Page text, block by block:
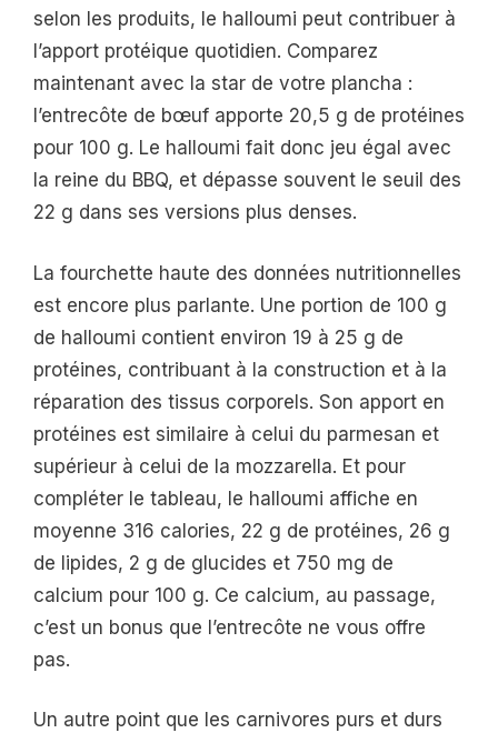
selon les produits, le halloumi peut contribuer à
l’apport protéique quotidien. Comparez
maintenant avec la star de votre plancha :
l’entrecôte de bœuf apporte 20,5 g de protéines
pour 100 g. Le halloumi fait donc jeu égal avec
la reine du BBQ, et dépasse souvent le seuil des
22 g dans ses versions plus denses.
La fourchette haute des données nutritionnelles
est encore plus parlante. Une portion de 100 g
de halloumi contient environ 19 à 25 g de
protéines, contribuant à la construction et à la
réparation des tissus corporels. Son apport en
protéines est similaire à celui du parmesan et
supérieur à celui de la mozzarella. Et pour
compléter le tableau, le halloumi affiche en
moyenne 316 calories, 22 g de protéines, 26 g
de lipides, 2 g de glucides et 750 mg de
calcium pour 100 g. Ce calcium, au passage,
c’est un bonus que l’entrecôte ne vous offre
pas.
Un autre point que les carnivores purs et durs